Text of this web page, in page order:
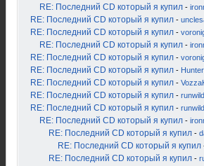
RE: Последний CD который я купил -
RE: Последний CD который я купил -
RE: Последний CD который я купил -
RE: Последний CD который я купил -
RE: Последний CD который я купил -
RE: Последний CD который я купил - Hunter
RE: Последний CD который я купил -
RE: Последний CD который я купил - runwild
RE: Последний CD который я купил - runwild
RE: Последний CD который я купил -
RE: Последний CD который я купил -
RE: Последний CD который я купил
RE: Последний CD который я купил -